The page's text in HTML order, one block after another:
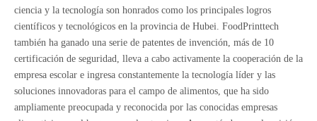
ciencia y la tecnología son honrados como los principales logros
científicos y tecnológicos en la provincia de Hubei. FoodPrinttech
también ha ganado una serie de patentes de invención, más de 10
certificación de seguridad, lleva a cabo activamente la cooperación de la
empresa escolar e ingresa constantemente la tecnología líder y las
soluciones innovadoras para el campo de alimentos, que ha sido
ampliamente preocupada y reconocida por las conocidas empresas